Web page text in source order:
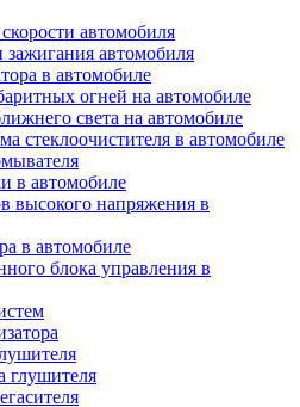
автомобиля
зажигания автомобиля
в автомобиле
огней на автомобиле
света на автомобиле
стеклоочистителя в автомобиле
в автомобиле
высокого напряжения в
в автомобиле
блока управления в
глушителя